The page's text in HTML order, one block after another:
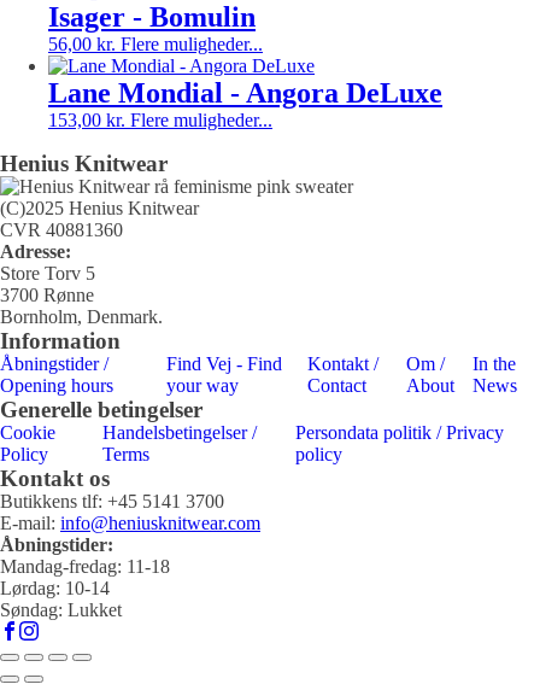
på
varesiden
varianter.
Mulighederne
kan
Isager - Bomulin
56,00 kr. Flere muligheder...
vare
har
flere
varianter.
vælges
Lane Mondial - Angora DeLuxe
153,00 kr. Flere muligheder...
flere
Henius Knitwear
(C)2025 Henius Knitwear
CVR 40881360
Adresse:
Store Torv 5
3700 Rønne
Bornholm, Denmark.
Information
Åbningstider /
Opening hours
Find Vej - Find
your way
Kontakt /
Contact
Om /
About
In the
News
Generelle betingelser
Cookie
Policy
Handelsbetingelser /
Terms
Persondata politik / Privacy
policy
Kontakt os
Butikkens tlf: +45 5141 3700
E-mail: info@heniusknitwear.com
Åbningstider:
Mandag-fredag: 11-18
Lørdag: 10-14
Søndag: Lukket